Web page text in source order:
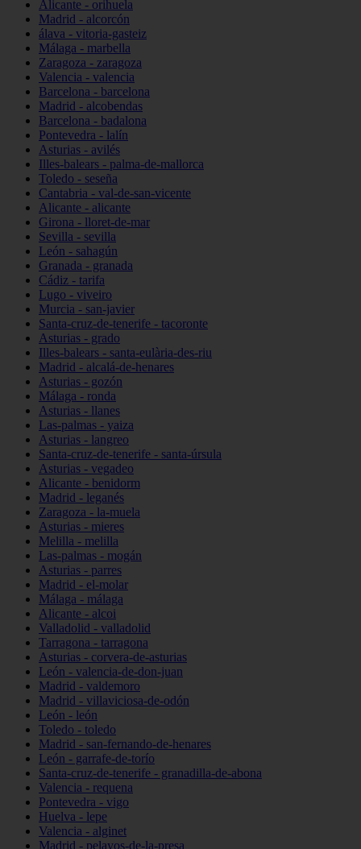
Alicante - orihuela
Madrid - alcorcón
álava - vitoria-gasteiz
Málaga - marbella
Zaragoza - zaragoza
Valencia - valencia
Barcelona - barcelona
Madrid - alcobendas
Barcelona - badalona
Pontevedra - lalín
Asturias - avilés
Illes-balears - palma-de-mallorca
Toledo - seseña
Cantabria - val-de-san-vicente
Alicante - alicante
Girona - lloret-de-mar
Sevilla - sevilla
León - sahagún
Granada - granada
Cádiz - tarifa
Lugo - viveiro
Murcia - san-javier
Santa-cruz-de-tenerife - tacoronte
Asturias - grado
Illes-balears - santa-eulària-des-riu
Madrid - alcalá-de-henares
Asturias - gozón
Málaga - ronda
Asturias - llanes
Las-palmas - yaiza
Asturias - langreo
Santa-cruz-de-tenerife - santa-úrsula
Asturias - vegadeo
Alicante - benidorm
Madrid - leganés
Zaragoza - la-muela
Asturias - mieres
Melilla - melilla
Las-palmas - mogán
Asturias - parres
Madrid - el-molar
Málaga - málaga
Alicante - alcoi
Valladolid - valladolid
Tarragona - tarragona
Asturias - corvera-de-asturias
León - valencia-de-don-juan
Madrid - valdemoro
Madrid - villaviciosa-de-odón
León - león
Toledo - toledo
Madrid - san-fernando-de-henares
León - garrafe-de-torío
Santa-cruz-de-tenerife - granadilla-de-abona
Valencia - requena
Pontevedra - vigo
Huelva - lepe
Valencia - alginet
Madrid - pelayos-de-la-presa